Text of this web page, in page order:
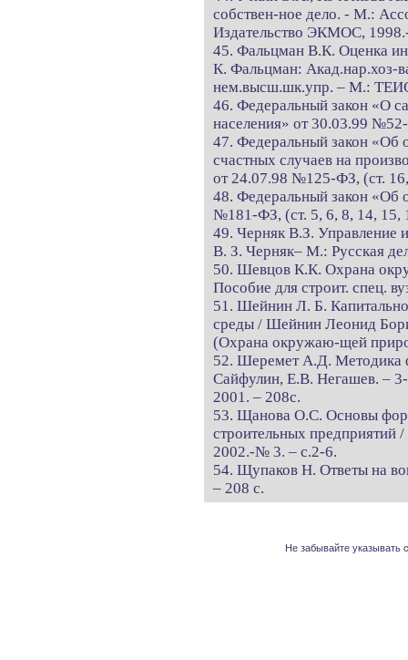
собствен-ное дело. - М.:
Издательство ЭКМОС,
45. Фальцман В.К. Оценка
К. Фальцман: Акад.нар.хоз-
нем.высш.шк.упр. – М.:
46. Федеральный закон «О
населения» от 30.03.99
47. Федеральный закон «Об
счастных случаев на
от 24.07.98 №125-ФЗ, (ст.
48. Федеральный закон «Об
№181-ФЗ, (ст. 5, 6, 8, 14, 15,
49. Черняк В.З. Управление
В. З. Черняк– М.: Русская
50. Шевцов К.К. Охрана
Пособие для строит. спец.
51. Шейнин Л. Б.
среды / Шейнин Леонид
(Охрана окружаю-щей
52. Шеремет А.Д. Методика
Сайфулин, Е.В. Негашев. –
2001. – 208с.
53. Щанова О.С. Основы
строительных
2002.-№ 3. – с.2-6.
54. Щупаков Н. Ответы на
– 208 с.
Не забывайте указывать